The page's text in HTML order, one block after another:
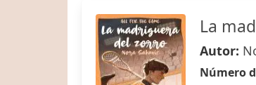
La
Autor:
Número